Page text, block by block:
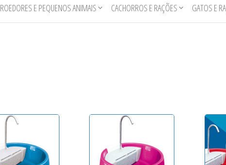
ROEDORES E PEQUENOS ANIMAIS CACHORROS E RAÇÕES GATOS E